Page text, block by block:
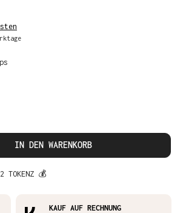
gewünschten Wert
IN DEN WARENKORB
💰
KAUF AUF RECHNUNG